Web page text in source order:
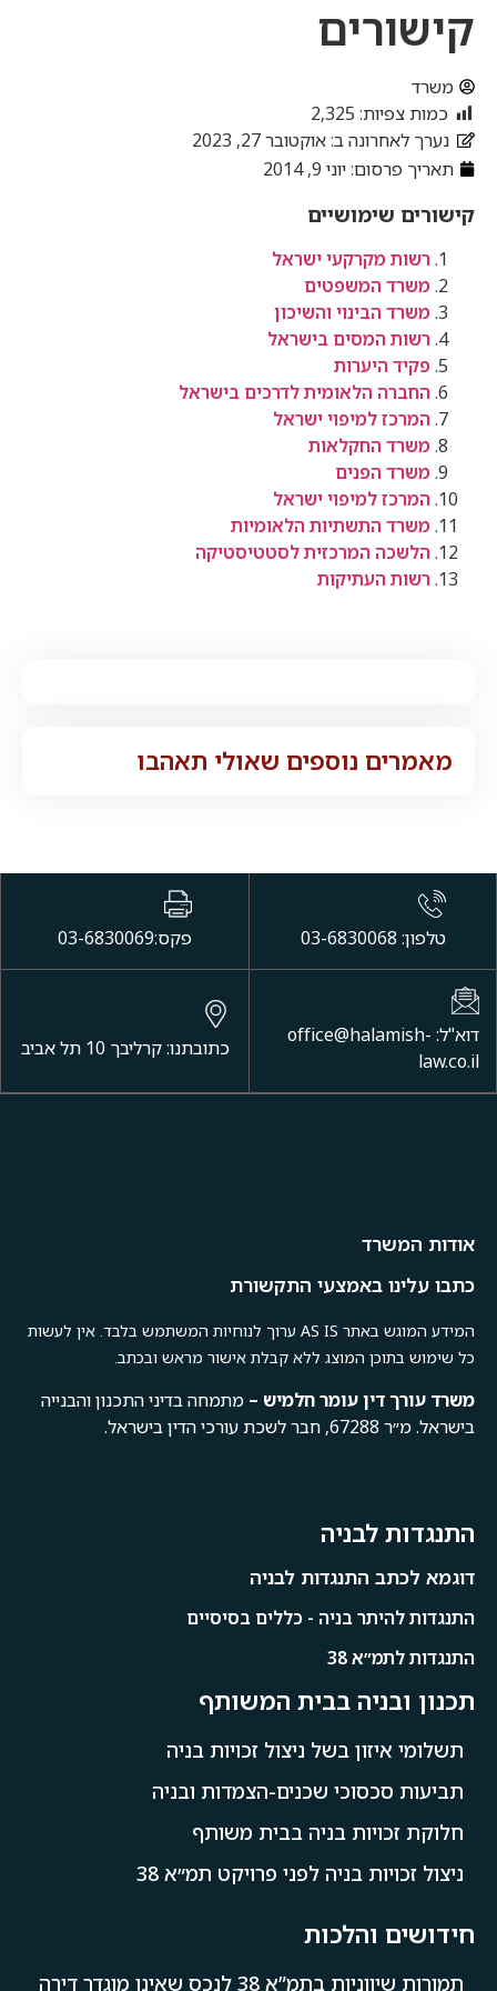
מאמרים נוספים שאולי תאהבו
קישורים
משרד
כמות צפיות: 2,325
נערך לאחרונה ב: אוקטובר 27, 2023
תאריך פרסום:יוני 9, 2014
קישורים שימושיים
רשות מקרקעי ישראל
משרד המשפטים
משרד הבינוי והשיכון
רשות המסים בישראל
פקיד היערות
החברה הלאומית לדרכים בישראל
המרכז למיפוי ישראל
משרד החקלאות
משרד הפנים
המרכז למיפוי ישראל
משרד התשתיות הלאומיות
הלשכה המרכזית לסטטיסטיקה
רשות העתיקות
טלפון: 03-6830068 פקס:03-6830069
דוא"ל: office@halamish-
law.co.il
כתובתנו: קרליבך 10 תל אביב
אודות המשרד
כתבו עלינו באמצעי התקשורת
המידע המוגש באתר AS IS ערוך לנוחיות המשתמש בלבד. אין לעשות
כל שימוש בתוכן המוצג ללא קבלת אישור מראש ובכתב.
משרד עורךדיןעומרחלמיש – מתמחה בדיני התכנון והבנייה
בישראל. מ״ר 67288, חבר לשכת עורכי הדין בישראל.
התנגדות לבניה
דוגמא לכתב התנגדות לבניה
התנגדות להיתר בניה - כללים בסיסיים
התנגדות לתמ״א 38
תכנון ובניה בבית המשותף
תשלומי איזון בשל ניצול זכויות בניה
תביעות סכסוכי שכנים-הצמדות ובניה
חלוקת זכויות בניה בבית משותף
ניצול זכויות בניה לפני פרויקט תמ״א 38
חידושים והלכות
תמורות שיווניות בתמ”א 38 לנכס שאינו מוגדר דירה